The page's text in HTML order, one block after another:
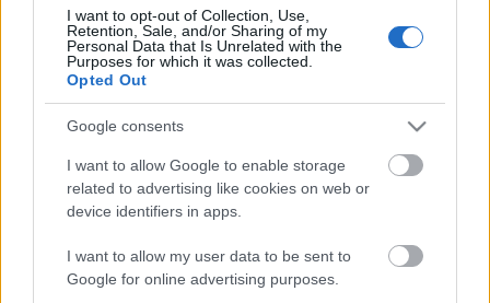
I want to opt-out of Collection, Use,
Retention, Sale, and/or Sharing of my
Personal Data that Is Unrelated with the
Purposes for which it was collected.
Opted Out
Google consents
I want to allow Google to enable storage
related to advertising like cookies on web or
device identifiers in apps.
I want to allow my user data to be sent to
Google for online advertising purposes.
képviselője. A USS Ford (CVN-78) trieszti
horgonyzóhelyén, oldalán a Coral Essberger
tankhajóval, a háttérben az Andrej Melnyicsenkó
orosz…